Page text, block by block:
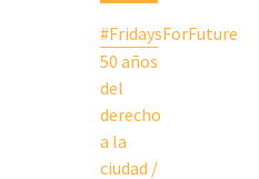
#FridaysForFuture
50 años
del
derecho
a la
ciudad /